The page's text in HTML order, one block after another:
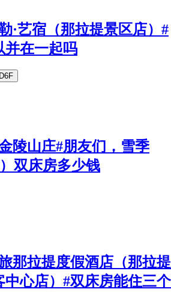
·艺宿（那拉提景区店）#
并在一起吗
陵山庄#朋友们，雪季
）双床房多少钱
那拉提度假酒店（那拉提
中心店）#双床房能住三个